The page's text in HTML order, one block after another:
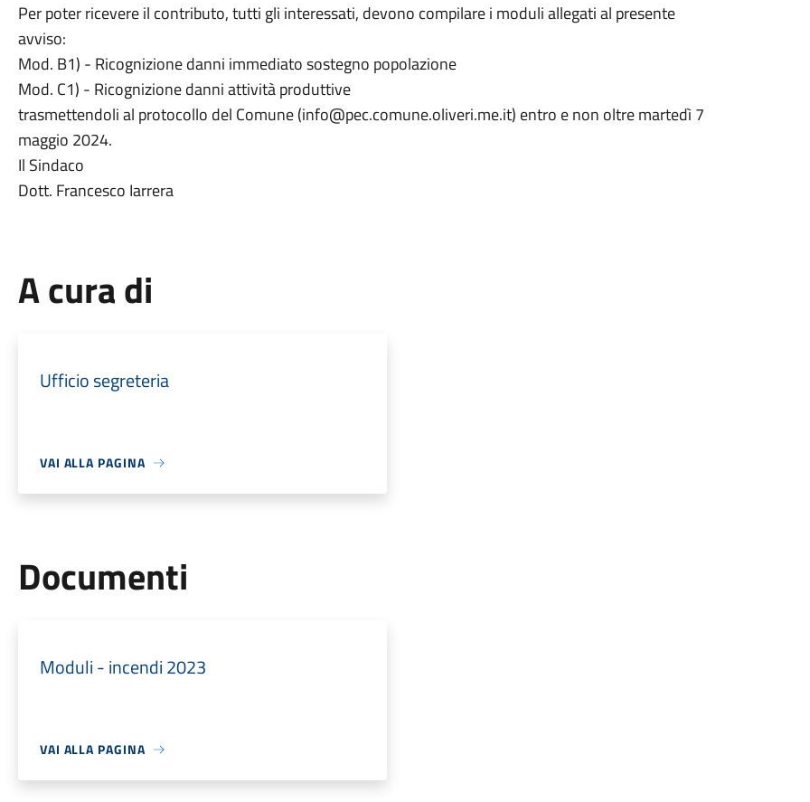
Per poter ricevere il contributo, tutti gli interessati, devono compilare i moduli allegati al presente
avviso:
Mod. B1) - Ricognizione danni immediato sostegno popolazione
Mod. C1) - Ricognizione danni attività produttive
trasmettendoli al protocollo del Comune (info@pec.comune.oliveri.me.it) entro e non oltre martedì 7
maggio 2024.
Il Sindaco
Dott. Francesco Iarrera
A cura di
Ufficio segreteria
VAI ALLA PAGINA
Documenti
Moduli - incendi 2023
VAI ALLA PAGINA